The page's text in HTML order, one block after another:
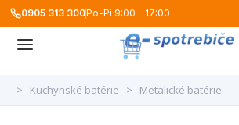
0905 313 300Po-Pi 9:00 - 17:00
> Kuchynské batérie > Metalické batérie